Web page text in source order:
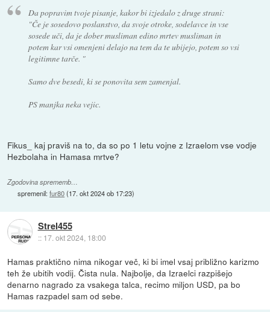
Da popravim tvoje pisanje, kakor bi izjedalo z druge strani:
"Če je sosedovo poslanstvo, da svoje otroke, sodelavce in vse
sosede uči, da je dober musliman edino mrtev musliman in
potem kar vsi omenjeni delajo na tem da te ubijejo, potem so vsi
legitimne tarče. "
Samo dve besedi, ki se ponovita sem zamenjal.
PS manjka neka vejic.
Fikus_ kaj praviš na to, da so po 1 letu vojne z Izraelom vse vodje
Hezbolaha in Hamasa mrtve?
Zgodovina sprememb…
spremenil:fur80(17. okt 2024 ob 17:23)
Strel455
:: 17. okt 2024, 18:00
Hamas praktično nima nikogar več, ki bi imel vsaj približno karizmo
teh že ubitih vodij. Čista nula. Najbolje, da Izraelci razpišejo
denarno nagrado za vsakega talca, recimo miljon USD, pa bo
Hamas razpadel sam od sebe.